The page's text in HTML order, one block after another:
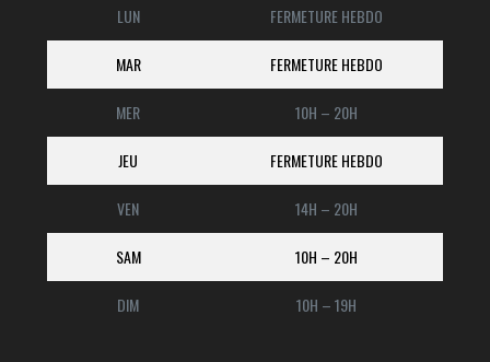
LUN FERMETURE HEBDO
MAR FERMETURE HEBDO
MER 10H – 20H
JEU FERMETURE HEBDO
VEN 14H – 20H
SAM 10H – 20H
DIM 10H – 19H